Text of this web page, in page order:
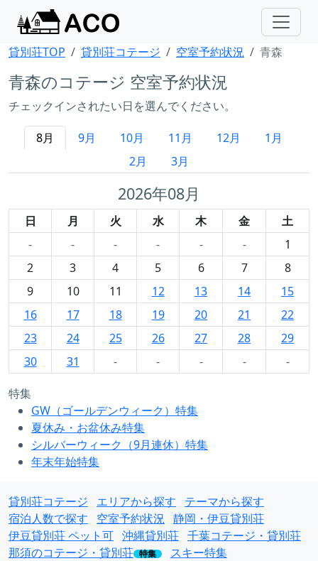
貸別荘TOP 貸別荘コテージ 空室予約状況 青森
青森のコテージ 空室予約状況
チェックインされたい日を選んでください。
8月 9月 10月 11月 12月
1月
2月
3月
2026年08月
日 月 火 水 木 金
土
-
- - - - -
1
2
3 4 5 6 7
8
9
10 11 12 13 14
15
16
17 18 19 20 21
22
23
24 25 26 27 28
29
30
31 - - - - -
特集
GW（ゴールデンウィーク）特集
夏休み・お盆休み特集
シルバーウィーク（9月連休）特集
年末年始特集
貸別荘コテージ エリアから探す
テーマから探す
宿泊人数で探す
空室予約状況 静岡・伊豆貸別荘
伊豆貸別荘 ペット可 沖縄貸別荘 千葉コテージ・貸別荘
那須のコテージ・貸別荘 特集
スキー特集